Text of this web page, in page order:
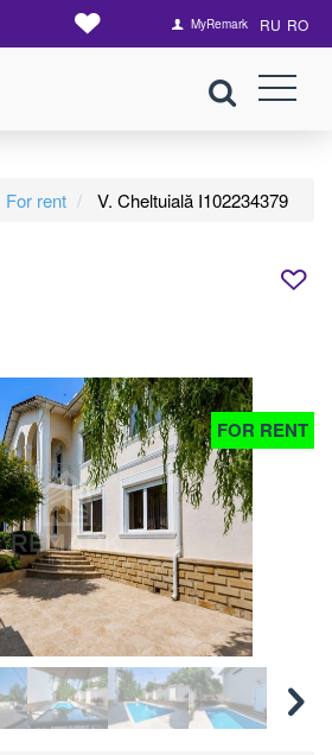
MyRemark RU RO
For rent V. Cheltuială I102234379
FOR RENT